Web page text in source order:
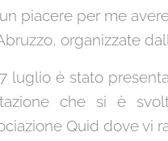
piacere per me
organizzate
luglio è stato
che si è
Quid dove vi